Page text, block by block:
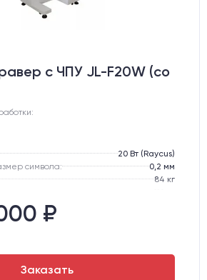
с ЧПУ JL-F20W (со
20 Вт (Raycus)
символа:
0,2 мм
84 кг
станка, мм:
₽
Заказать